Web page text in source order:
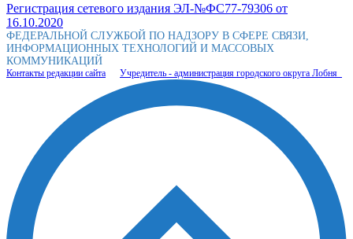
Регистрация сетевого издания ЭЛ-№ФС77-79306 от
16.10.2020
ФЕДЕРАЛЬНОЙ СЛУЖБОЙ ПО НАДЗОРУ В СФЕРЕ СВЯЗИ,
ИНФОРМАЦИОННЫХ ТЕХНОЛОГИЙ И МАССОВЫХ
КОММУНИКАЦИЙ
Контакты редакции сайта Учредитель - администрация городского округа Лобня